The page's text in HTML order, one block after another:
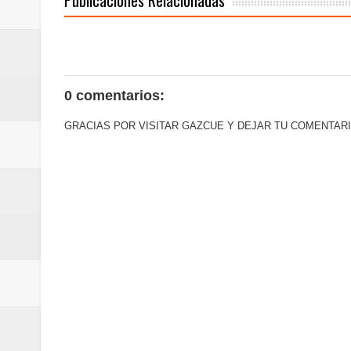
0 comentarios:
GRACIAS POR VISITAR GAZCUE Y DEJAR TU